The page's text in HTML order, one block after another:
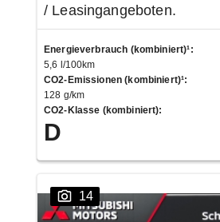
/ Leasingangeboten.
Energieverbrauch (kombiniert)¹:
5,6 l/100km
CO2-Emissionen (kombiniert)¹:
128 g/km
CO2-Klasse (kombiniert):
D
14